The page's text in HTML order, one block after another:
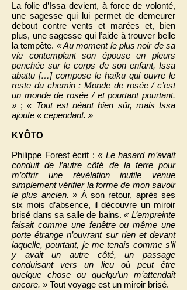
La folie d’Issa devient, à force de volonté,
une sagesse qui lui permet de demeurer
debout contre vents et marées et, bien
plus, une sagesse qui l’aide à trouver belle
la tempête. « Au moment le plus noir de sa
vie contemplant son épouse en pleurs
penchée sur le corps de son enfant, Issa
abattu […] compose le haïku qui ouvre le
reste du chemin : Monde de rosée / c’est
un monde de rosée / et pourtant pourtant.
» ;« Tout est néant bien sûr, mais Issa
ajoute « cependant. »
KYÔTO
Philippe Forest écrit :« Le hasard m’avait
conduit de l’autre côté de la terre pour
m’offrir une révélation inutile venue
simplement vérifier la forme de mon savoir
le plus ancien. » À son retour, après ses
six mois d’absence, il découvre un miroir
brisé dans sa salle de bains.« L’empreinte
faisait comme une fenêtre ou même une
porte étrange n’ouvrant sur rien et devant
laquelle, pourtant, je me tenais comme s’il
y avait un autre côté, un passage
conduisant vers un lieu où peut être
quelque chose ou quelqu’un m’attendait
encore. » Tout voyage est un miroir brisé.